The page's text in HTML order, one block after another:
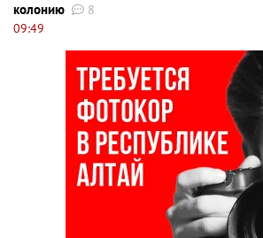
колонию
8
09:49